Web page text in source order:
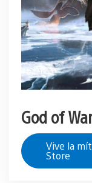
God of
Vive la
Store